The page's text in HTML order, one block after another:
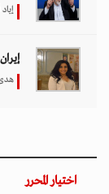
اختيار المحرر